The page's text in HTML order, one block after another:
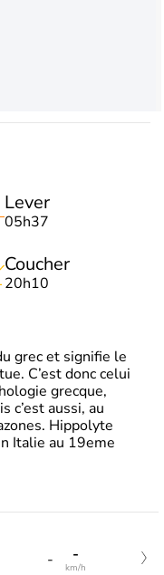
Lever
05h37
Coucher
20h10
grec et signifie le
C’est donc celui
grecque,
c’est aussi, au
Hippolyte
Italie au 19eme
- -
km/h